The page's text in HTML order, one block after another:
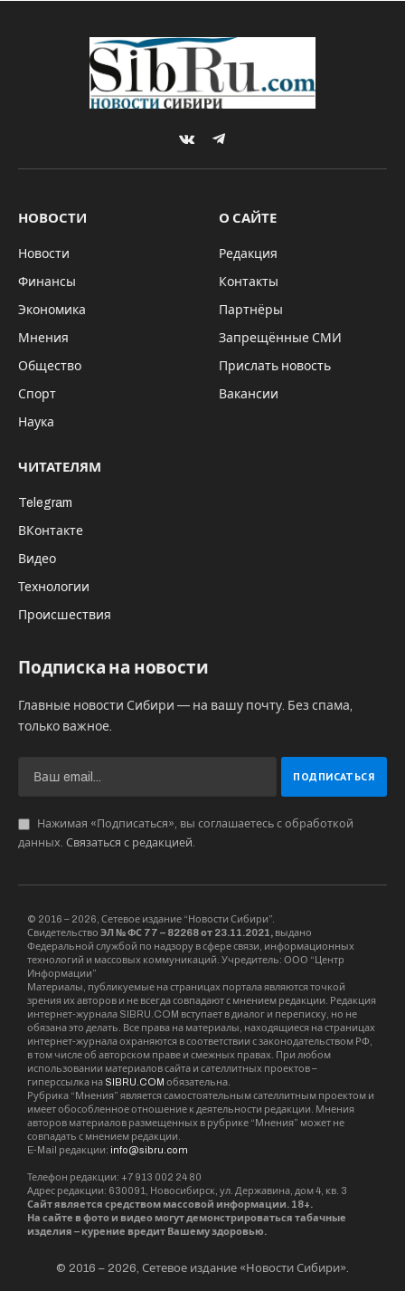
VKontakteTelegram
НОВОСТИ
Новости
Финансы
Экономика
Мнения
Общество
Спорт
Наука
О САЙТЕ
Редакция
Контакты
Партнёры
Запрещённые СМИ
Прислать новость
Вакансии
ЧИТАТЕЛЯМ
Telegram
ВКонтакте
Видео
Технологии
Происшествия
Подписка на новости
Главные новости Сибири — на вашу почту. Без спама,
только важное.
Нажимая «Подписаться», вы соглашаетесь с обработкой
данных. Связаться с редакцией.
© 2016 – 2026, Сетевое издание “Новости Сибири”.
Свидетельство ЭЛ № ФС 77 – 82268 от 23.11.2021, выдано
Федеральной службой по надзору в сфере связи, информационных
технологий и массовых коммуникаций. Учредитель: ООО “Центр
Информации”
Материалы, публикуемые на страницах портала являются точкой
зрения их авторов и не всегда совпадают с мнением редакции. Редакция
интернет-журнала SIBRU.COM вступает в диалог и переписку, но не
обязана это делать. Все права на материалы, находящиеся на страницах
интернет-журнала охраняются в соответствии с законодательством РФ,
в том числе об авторском праве и смежных правах. При любом
использовании материалов сайта и сателлитных проектов –
гиперссылка на SIBRU.COM обязательна.
Рубрика “Мнения” является самостоятельным сателлитным проектом и
имеет обособленное отношение к деятельности редакции. Мнения
авторов материалов размещенных в рубрике “Мнения” может не
совпадать с мнением редакции.
E-Mail редакции: info@sibru.com
Телефон редакции: +7 913 002 24 80
Адрес редакции: 630091, Новосибирск, ул. Державина, дом 4, кв. 3
Сайт является средством массовой информации. 18+.
На сайте в фото и видео могут демонстрироваться табачные
изделия – курение вредит Вашему здоровью.
© 2016 – 2026, Сетевое издание «Новости Сибири».